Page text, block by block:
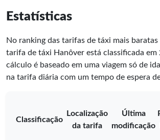
Estatísticas
No ranking das tarifas de táxi mais baratas
tarifa de táxi Hanôver está classificada em
cálculo é baseado em uma viagem só de
na tarifa diária com um tempo de espera
Classificação
Localização
da tarifa
Última
modificação